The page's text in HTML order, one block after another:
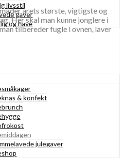
livsstil
gaver
og have
& konfekt
julegaver
årets største, vigtigste og
Her skal man kunne jonglere i
tilbereder fugle i ovnen, laver